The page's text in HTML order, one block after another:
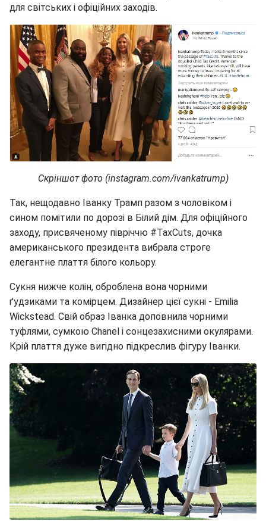
для світських і офіційних заходів.
Скріншот фото (instagram.com/ivankatrump)
Так, нещодавно Іванку Трамп разом з чоловіком і
сином помітили по дорозі в Білий дім. Для офіційного
заходу, присвяченому півріччю #TaxCuts, дочка
американського президента вибрала строге
елегантне плаття білого кольору.
Сукня нижче колін, оброблена вона чорними
ґудзиками та комірцем. Дизайнер цієї сукні - Emilia
Wickstead. Свій образ Іванка доповнила чорними
туфлями, сумкою Chanel і сонцезахисними окулярами.
Крій плаття дуже вигідно підкреслив фігуру Іванки.